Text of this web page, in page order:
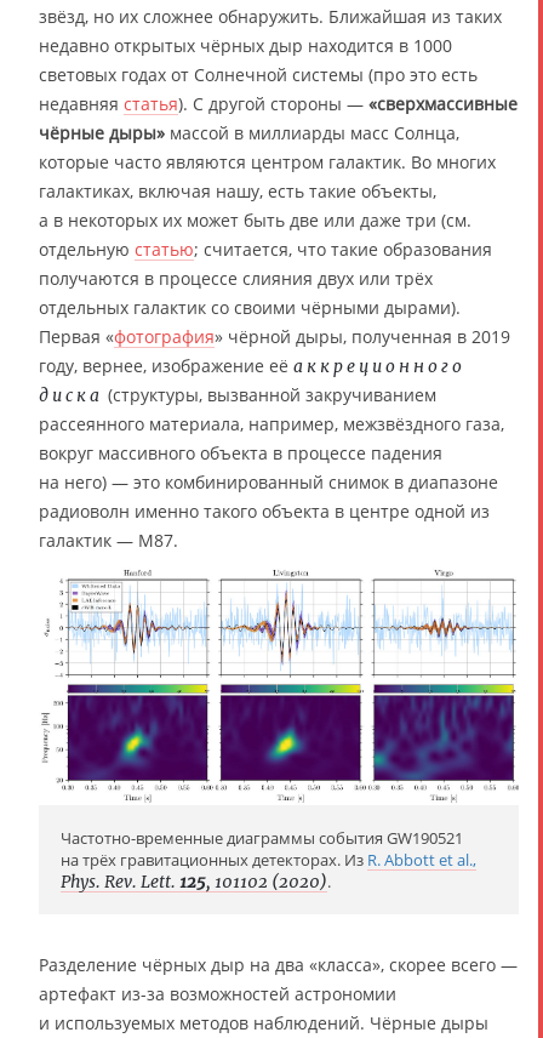
звёзд, но их сложнее обнаружить. Ближайшая из таких
недавно открытых чёрных дыр находится в 1000
световых годах от Солнечной системы (про это есть
недавняя статья). С другой стороны — «сверхмассивные
чёрные дыры» массой в миллиарды масс Солнца,
которые часто являются центром галактик. Во многих
галактиках, включая нашу, есть такие объекты,
а в некоторых их может быть две или даже три (см.
отдельную статью; считается, что такие образования
получаются в процессе слияния двух или трёх
отдельных галактик со своими чёрными дырами).
Первая «фотография» чёрной дыры, полученная в 2019
году, вернее, изображение её аккреционного
диска (структуры, вызванной закручиванием
рассеянного материала, например, межзвёздного газа,
вокруг массивного объекта в процессе падения
на него) — это комбинированный снимок в диапазоне
радиоволн именно такого объекта в центре одной из
галактик — M87.
Частотно-временные диаграммы события GW190521
на трёх гравитационных детекторах. Из R. Abbott et al.,
Phys. Rev. Lett. 125, 101102 (2020).
Разделение чёрных дыр на два «класса», скорее всего —
артефакт из-за возможностей астрономии
и используемых методов наблюдений. Чёрные дыры